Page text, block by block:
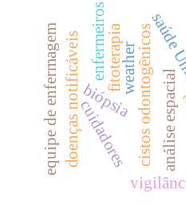
análise espacial
cistos odontogênicos
biópsia
doenças notificáveis weather
fitoterapia
enfermeiros
equipe de enfermagem cuidadores